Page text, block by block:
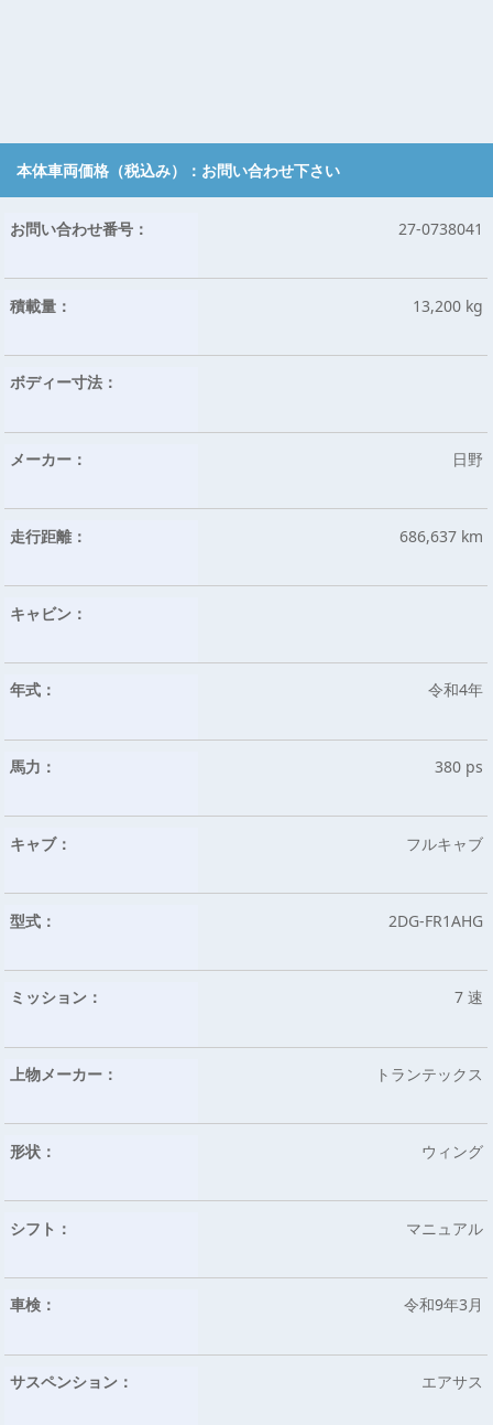
本体車両価格（税込み）： お問い合わせ下さい
お問い合わせ番号： 27-0738041
積載量： 13,200 kg
ボディー寸法：
メーカー： 日野
走行距離： 686,637 km
キャビン：
年式： 令和4年
馬力： 380 ps
キャブ： フルキャブ
型式： 2DG-FR1AHG
ミッション： 7 速
上物メーカー： トランテックス
形状： ウィング
シフト： マニュアル
車検： 令和9年3月
サスペンション： エアサス